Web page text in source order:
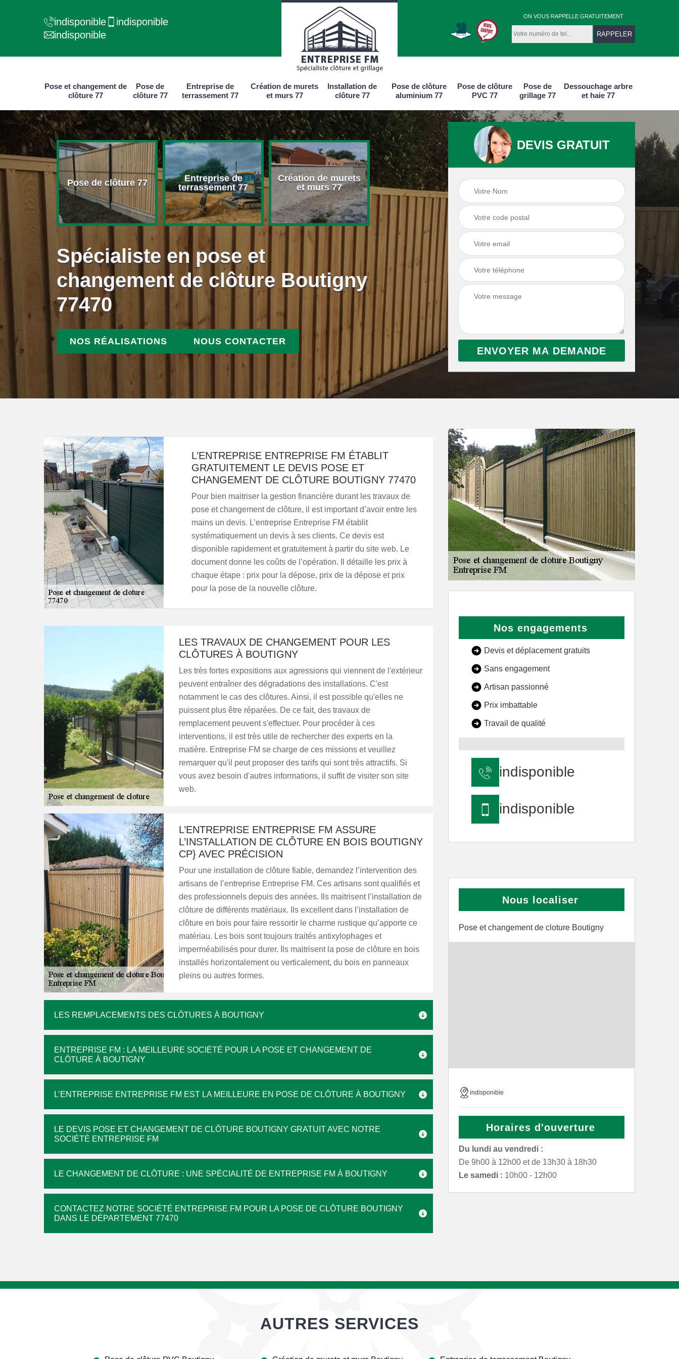
indisponible
indisponible
indisponible
ON VOUS RAPPELLE GRATUITEMENT
Pose et changement de
clôture 77
Pose de
clôture 77
Entreprise de
terrassement 77
Création de murets
et murs 77
Installation de
clôture 77
Pose de clôture
aluminium 77
Pose de clôture
PVC 77
Pose de
grillage 77
Dessouchage arbre
et haie 77
et
de
Pose de clôture 77
Entreprise de
terrassement 77
Création de murets
et murs 77
Installation de
clôture 77
Pose de clôture
Pose de clôture
PVC 77
Spécialiste en pose et
changement de clôture Boutigny
77470
NOS RÉALISATIONS NOUS CONTACTER
DEVIS GRATUIT
L’ENTREPRISE ENTREPRISE FM ÉTABLIT
GRATUITEMENT LE DEVIS POSE ET
CHANGEMENT DE CLÔTURE BOUTIGNY 77470
Pour bien maitriser la gestion financière durant les travaux de
pose et changement de clôture, il est important d’avoir entre les
mains un devis. L’entreprise Entreprise FM établit
systématiquement un devis à ses clients. Ce devis est
disponible rapidement et gratuitement à partir du site web. Le
document donne les coûts de l’opération. Il détaille les prix à
chaque étape : prix pour la dépose, prix de la dépose et prix
pour la pose de la nouvelle clôture.
LES TRAVAUX DE CHANGEMENT POUR LES
CLÔTURES À BOUTIGNY
Les très fortes expositions aux agressions qui viennent de l'extérieur
peuvent entraîner des dégradations des installations. C'est
notamment le cas des clôtures. Ainsi, il est possible qu'elles ne
puissent plus être réparées. De ce fait, des travaux de
remplacement peuvent s'effectuer. Pour procéder à ces
interventions, il est très utile de rechercher des experts en la
matière. Entreprise FM se charge de ces missions et veuillez
remarquer qu'il peut proposer des tarifs qui sont très attractifs. Si
vous avez besoin d'autres informations, il suffit de visiter son site
web.
L’ENTREPRISE ENTREPRISE FM ASSURE
L’INSTALLATION DE CLÔTURE EN BOIS BOUTIGNY
CP} AVEC PRÉCISION
Pour une installation de clôture fiable, demandez l’intervention des
artisans de l’entreprise Entreprise FM. Ces artisans sont qualifiés et
des professionnels depuis des années. Ils maitrisent l’installation de
clôture de différents matériaux. Ils excellent dans l’installation de
clôture en bois pour faire ressortir le charme rustique qu’apporte ce
matériau. Les bois sont toujours traités antixylophages et
imperméabilisés pour durer. Ils maitrisent la pose de clôture en bois
installés horizontalement ou verticalement, du bois en panneaux
pleins ou autres formes.
LES REMPLACEMENTS DES CLÔTURES À BOUTIGNY
ENTREPRISE FM : LA MEILLEURE SOCIÉTÉ POUR LA POSE ET CHANGEMENT DE
CLÔTURE À BOUTIGNY
L’ENTREPRISE ENTREPRISE FM EST LA MEILLEURE EN POSE DE CLÔTURE À BOUTIGNY
LE DEVIS POSE ET CHANGEMENT DE CLÔTURE BOUTIGNY GRATUIT AVEC NOTRE
SOCIÉTÉ ENTREPRISE FM
LE CHANGEMENT DE CLÔTURE : UNE SPÉCIALITÉ DE ENTREPRISE FM À BOUTIGNY
CONTACTEZ NOTRE SOCIÉTÉ ENTREPRISE FM POUR LA POSE DE CLÔTURE BOUTIGNY
DANS LE DÉPARTEMENT 77470
Nos engagements
Devis et déplacement gratuits
Sans engagement
Artisan passionné
Prix imbattable
Travail de qualité
indisponible
indisponible
Nous localiser
Pose et changement de cloture Boutigny
indisponible
Horaires d'ouverture
Du lundi au vendredi :
De 9h00 à 12h00 et de 13h30 à 18h30
Le samedi : 10h00 - 12h00
AUTRES SERVICES